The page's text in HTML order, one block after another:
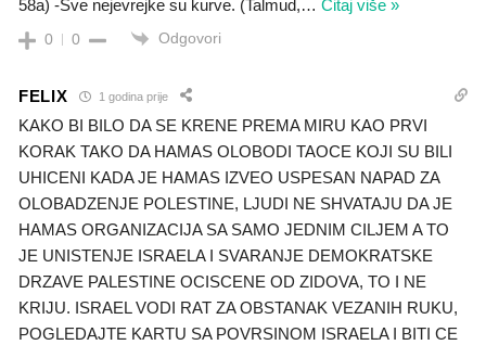
58a) -Sve nejevrejke su kurve. (Talmud,… Čitaj više »
0 0 Odgovori
FELIX 1 godina prije
KAKO BI BILO DA SE KRENE PREMA MIRU KAO PRVI
KORAK TAKO DA HAMAS OLOBODI TAOCE KOJI SU BILI
UHICENI KADA JE HAMAS IZVEO USPESAN NAPAD ZA
OLOBADZENJE POLESTINE, LJUDI NE SHVATAJU DA JE
HAMAS ORGANIZACIJA SA SAMO JEDNIM CILJEM A TO
JE UNISTENJE ISRAELA I SVARANJE DEMOKRATSKE
DRZAVE PALESTINE OCISCENE OD ZIDOVA, TO I NE
KRIJU. ISRAEL VODI RAT ZA OBSTANAK VEZANIH RUKU,
POGLEDAJTE KARTU SA POVRSINOM ISRAELA I BITI CE